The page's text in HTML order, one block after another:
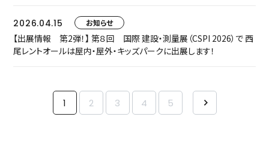
2026.04.15 お知らせ
【出展情報 第2弾！】 第８回 国際 建設・測量展（CSPI 2026）で 西
尾レントオールは屋内・屋外・キッズパークに出展します！
1 2 3 4 5